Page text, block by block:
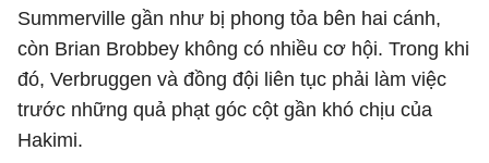
Summerville gần như bị phong tỏa bên hai cánh,
còn Brian Brobbey không có nhiều cơ hội. Trong khi
đó, Verbruggen và đồng đội liên tục phải làm việc
trước những quả phạt góc cột gần khó chịu của
Hakimi.